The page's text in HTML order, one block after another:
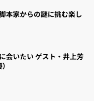
家からの謎に挑む楽し
会いたい ゲスト・井上芳